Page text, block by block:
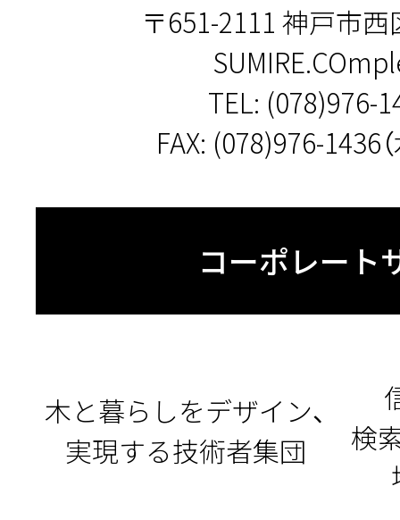
〒651-2111 神戸市
TEL: (078)976-
FAX: (078)976-1436
コーポレート
木と暮らしをデザイン、
実現する技術者集団
検